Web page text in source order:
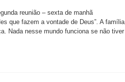
Segunda reunião – sexta de manhã
que fazem a vontade de Deus”. A família,
Nada nesse mundo funciona se não tiver